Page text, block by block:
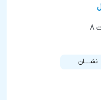
نشــــان